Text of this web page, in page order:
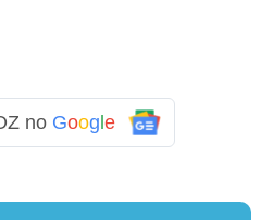
no Goog e